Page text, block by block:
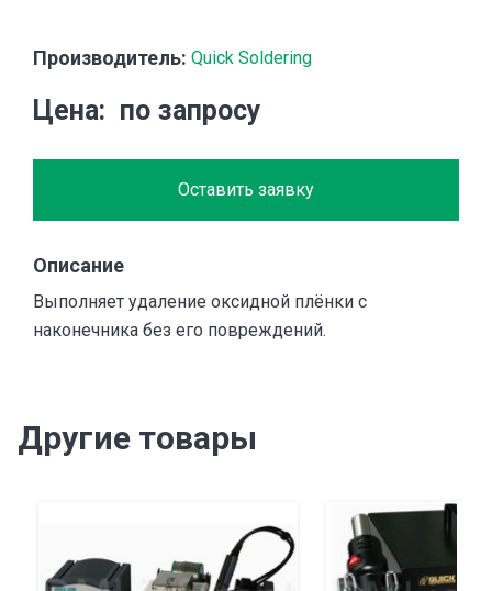
Производитель: Quick Soldering
Цена по запросу
Оставить заявку
Описание
Выполняет удаление оксидной плёнки с
наконечника без его повреждений.
Другие товары